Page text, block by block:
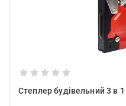
Степлер будівельний 3 в